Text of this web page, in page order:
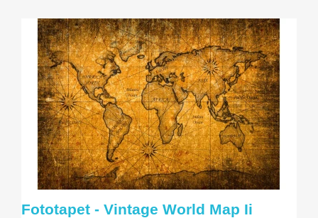
Fototapet - Vintage World Map Ii